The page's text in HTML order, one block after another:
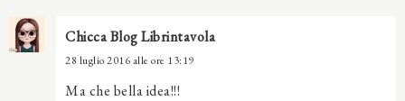
Chicca Blog Librintavola
28 luglio 2016 alle ore 13:19
Ma che bella idea!!!